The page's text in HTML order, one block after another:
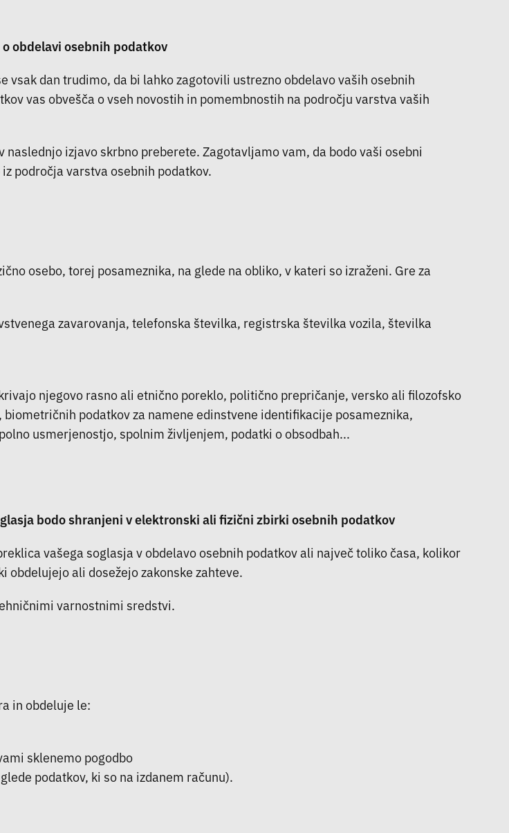
o obdelavi osebnih podatkov
vsak dan trudimo, da bi lahko zagotovili ustrezno obdelavo vaših osebnih
vas obvešča o vseh novostih in pomembnostih na področju varstva vaših
izjavo skrbno preberete. Zagotavljamo vam, da bodo vaši osebni
področja varstva osebnih podatkov.
osebo, torej posameznika, na glede na obliko, v kateri so izraženi. Gre za
zavarovanja, telefonska številka, registrska številka vozila, številka
njegovo rasno ali etnično poreklo, politično prepričanje, versko ali filozofsko
podatkov za namene edinstvene identifikacije posameznika,
usmerjenostjo, spolnim življenjem, podatki o obsodbah...
bodo shranjeni v elektronski ali fizični zbirki osebnih podatkov
vašega soglasja v obdelavo osebnih podatkov ali največ toliko časa, kolikor
obdelujejo ali dosežejo zakonske zahteve.
varnostnimi sredstvi.
in obdeluje le:
sklenemo pogodbo
podatkov, ki so na izdanem računu).